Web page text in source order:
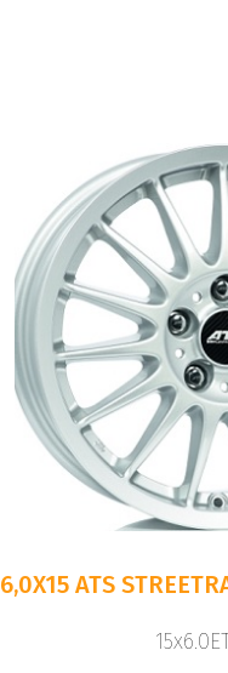
6,0X15 ATS